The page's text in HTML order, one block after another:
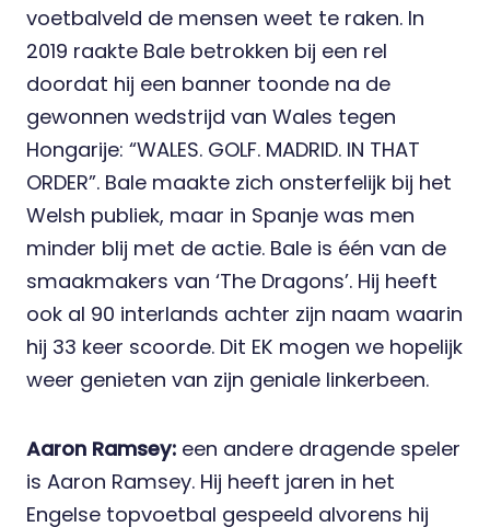
voetbalveld de mensen weet te raken. In
2019 raakte Bale betrokken bij een rel
doordat hij een banner toonde na de
gewonnen wedstrijd van Wales tegen
Hongarije: “WALES. GOLF. MADRID. IN THAT
ORDER”. Bale maakte zich onsterfelijk bij het
Welsh publiek, maar in Spanje was men
minder blij met de actie. Bale is één van de
smaakmakers van ‘The Dragons’. Hij heeft
ook al 90 interlands achter zijn naam waarin
hij 33 keer scoorde. Dit EK mogen we hopelijk
weer genieten van zijn geniale linkerbeen.
Aaron Ramsey: een andere dragende speler
is Aaron Ramsey. Hij heeft jaren in het
Engelse topvoetbal gespeeld alvorens hij